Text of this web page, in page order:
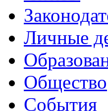
Личные
Общество
События